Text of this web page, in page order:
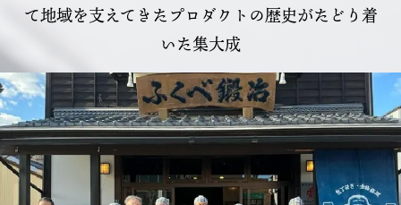
て地域を支えてきたプロダクトの歴史がたどり着
いた集大成